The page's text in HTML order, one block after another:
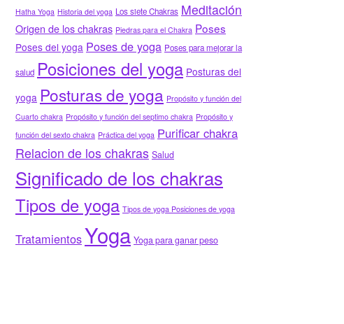
Hatha Yoga Historia del yoga Los siete Chakras Meditación
Origen de los chakras Piedras para el Chakra Poses
Poses del yoga Poses de yoga Poses para mejorar la
salud Posiciones del yoga Posturas del
yoga Posturas de yoga Propósito y función del
Cuarto chakra Propósito y función del septimo chakra Propósito y
función del sexto chakra Práctica del yoga Purificar chakra
Relacion de los chakras Salud
Significado de los chakras
Tipos de yoga Tipos de yoga Posiciones de yoga
TratamientosYoga Yoga para ganar peso